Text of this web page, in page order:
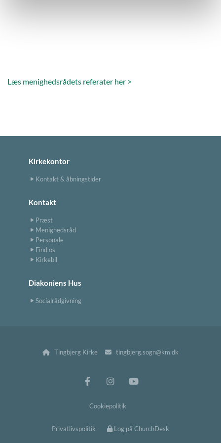
Læs menighedsrådets referater her >
Kirkekontor
Kontakt & åbningstider
Kontakt
Præst
Menighedsråd
Personale
Find os
Kirkebil
Diakoniens Hus
Socialrådgivning
 Tingbjerg Kirke  tingbjerg.sogn@km.dk
Cookiepolitik
Privatlivspolitik Log på ChurchDesk